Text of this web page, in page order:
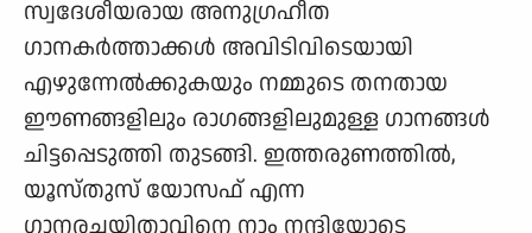
സ്വദേശീയരായ അനുഗ്രഹീത
ഗാനകർത്താക്കൾ അവിടിവിടെയായി
എഴുന്നേൽക്കുകയും നമ്മുടെ തനതായ
ഈണങ്ങളിലും രാഗങ്ങളിലുമുള്ള ഗാനങ്ങൾ
ചിട്ടപ്പെടുത്തി തുടങ്ങി. ഇത്തരുണത്തിൽ,
യൂസ്തുസ് യോസഫ് എന്ന
ഗാനരചയിതാവിനെ നാം നന്ദിയോടെ